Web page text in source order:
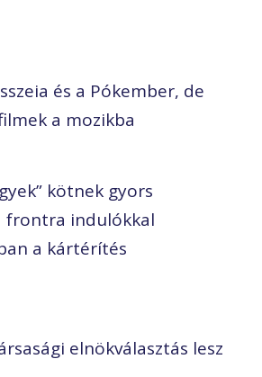
és a Pókember, de
a mozikba
kötnek gyors
frontra indulókkal
a kártérítés
elnökválasztás lesz